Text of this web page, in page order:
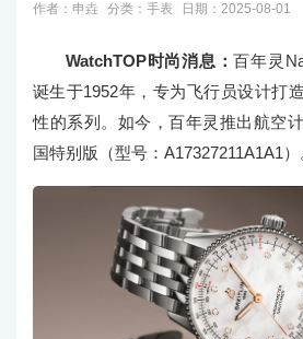
作者：申垚 分类： 手表 日期：2025-08-01
WatchTOP时尚消息：百年灵
诞生于1952年，专为飞行员设计打
性的系列。如今，百年灵推出航空
国特别版（型号：A17327211A1A1）